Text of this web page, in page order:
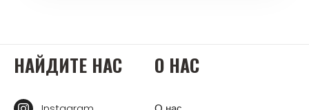
НАЙДИТЕ НАС О НАС